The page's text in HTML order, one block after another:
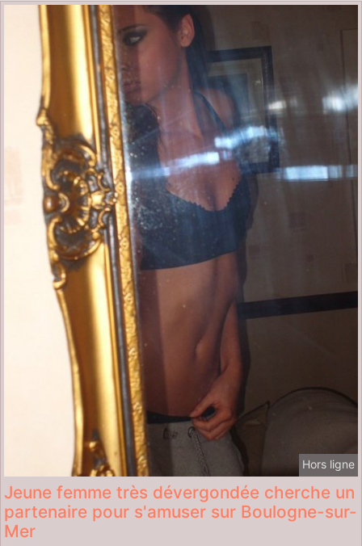
Hors ligne
Jeune femme très dévergondée cherche un
partenaire pour s'amuser sur Boulogne-sur-
Mer